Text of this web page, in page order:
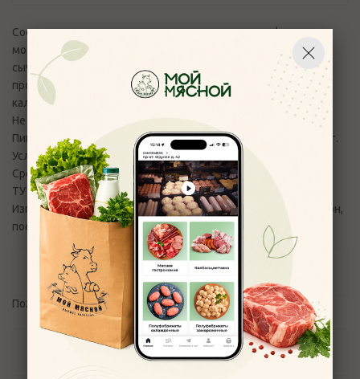
Состав: цельное молоко с использованием мезофильных
молочно-кислых микроорганизмов, молокосвертывающий
сычужно-говяжий ферментный препарат животного
происхождения, поваренная пищевая соль, хлористый
кальций
Не содержит ГМО. БЗМЖ
Пищевая ценность на 100 гр продукта: жир -19,5г.,белок-29 г.
Условия хранения: температура хранения от 0° до 6° С
Срок годности: 30 суток
ТУ 9225-002-47157329-2015
Изготовитель: ООО "Апраксинские сыры" Костромской район,
пос. Апраксино, ул. Молодежная, д. 66
Отзывы
Пожалуйста,авторизуйтесь, чтобы оставить отзыв.
Задать вопрос